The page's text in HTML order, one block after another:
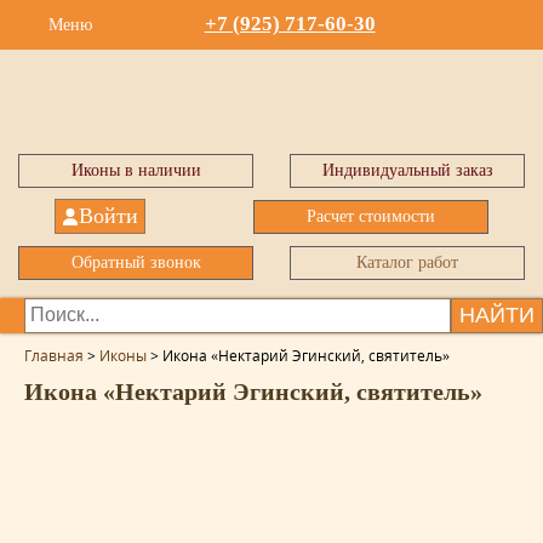
Меню +7 (925) 717-60-30
Иконы в наличии Индивидуальный заказ
Войти Расчет стоимости
Обратный звонок Каталог работ
НАЙТИ
Главная > Иконы> Икона «Нектарий Эгинский, святитель»
Икона «Нектарий Эгинский, святитель»